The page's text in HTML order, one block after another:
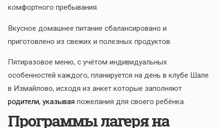
комфортного пребывания.
Вкусное домашнее питание сбалансировано и
приготовлено из свежих и полезных продуктов.
Пятиразовое меню, с учётом индивидуальных
особенностей каждого, планируется на день в клубе Шале
в Измайлово, исходя из анкет которые заполняют
родители, указывая пожелания для своего ребёнка.
Программы лагеря на